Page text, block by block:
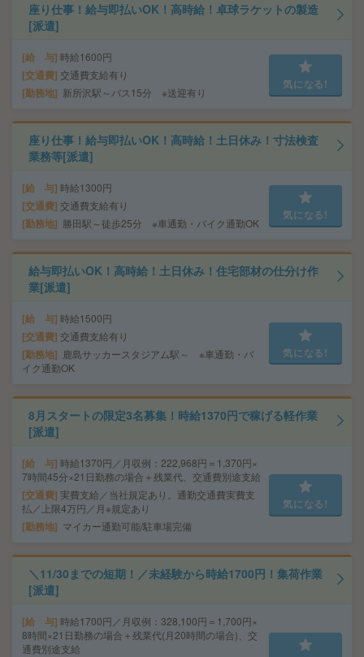
座り仕事！給与即払いOK！高時給！卓球ラケットの製造
[派遣]
給 与 時給1600円
交通費 交通費支給有り
勤務地 新所沢駅～バス15分 ※送迎有り
気になる!
座り仕事！給与即払いOK！高時給！土日休み！寸法検査
業務等[派遣]
給 与 時給1300円
交通費 交通費支給有り
勤務地 勝田駅～徒歩25分 ※車通勤・バイク通勤OK
気になる!
給与即払いOK！高時給！土日休み！住宅部材の仕分け作
業[派遣]
給 与 時給1500円
交通費 交通費支給有り
勤務地
鹿島サッカースタジアム駅～ ※車通勤・バ
イク通勤OK
気になる!
8月スタートの限定3名募集！時給1370円で稼げる軽作業
[派遣]
給 与 時給1370円／月収例：222,968円＝1,370円×
7時間45分×21日勤務の場合＋残業代、交通費別途支給
交通費 実費支給／当社規定あり。通勤交通費実費支
払／上限4万円／月※規定あり
勤務地 マイカー通勤可能/駐車場完備
気になる!
＼11/30までの短期！／未経験から時給1700円！集荷作業
[派遣]
給 与 時給1700円／月収例：328,100円＝1,700円×
8時間×21日勤務の場合＋残業代(月20時間の場合)、交
通費別途支給